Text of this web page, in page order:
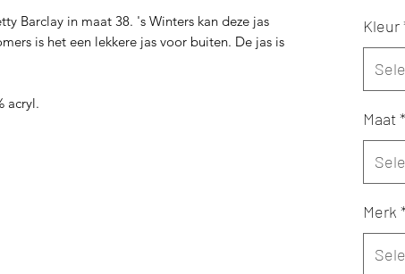
Barclay in maat 38. 's Winters kan deze jas
is het een lekkere jas voor buiten. De jas is
acryl.
Kleur
Maat*
Merk